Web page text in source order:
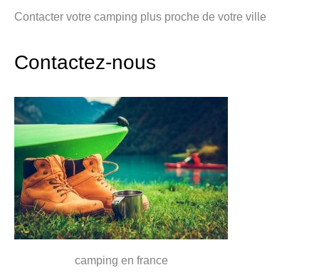
Contacter votre camping plus proche de votre ville
Contactez-nous
camping en france